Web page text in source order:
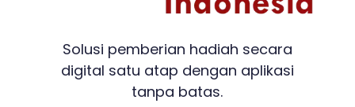
Solusi pemberian hadiah secara
digital satu atap dengan aplikasi
tanpa batas.